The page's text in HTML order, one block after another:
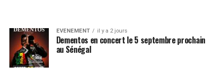
EVENEMENT il y a 2 jours
Dementos en concert le 5 septembre prochain
au Sénégal